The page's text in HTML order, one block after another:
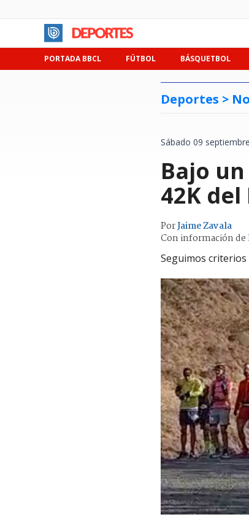
PORTADA BBCL FÚTBOL BÁSQUETBOL
Deportes >
Sábado 09
Bajo
42K
PorJaime Zavala
Con información de
Seguimos criterios